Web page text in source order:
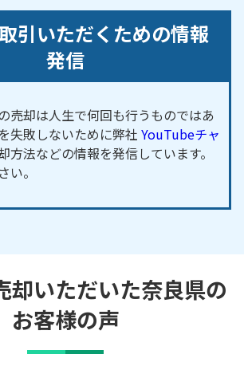
引いただくための情報
発信
売却は人生で何回も行うものではあ
失敗しないために弊社 YouTubeチャ
方法などの情報を発信しています。
い。
却いただいた奈良県の
お客様の声